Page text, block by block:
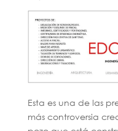
Esta es una de las
más controversia